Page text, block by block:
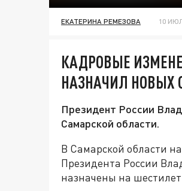
ЕКАТЕРИНА РЕМЕЗОВА 10
КАДРОВЫЕ
НАЗНАЧИЛ НОВЫХ
Президент России
Самарской области.
В Самарской области
Президента России
назначены на